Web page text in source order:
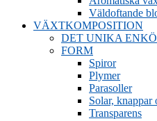
Väldoftande
VÄXTKOMPOSITION
DET UNIKA
FORM
Spiror
Plymer
Parasoller
Solar, knappar
Transparens